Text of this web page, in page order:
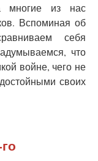
из нас
Вспоминая об
себя
что
войне, чего не
своих